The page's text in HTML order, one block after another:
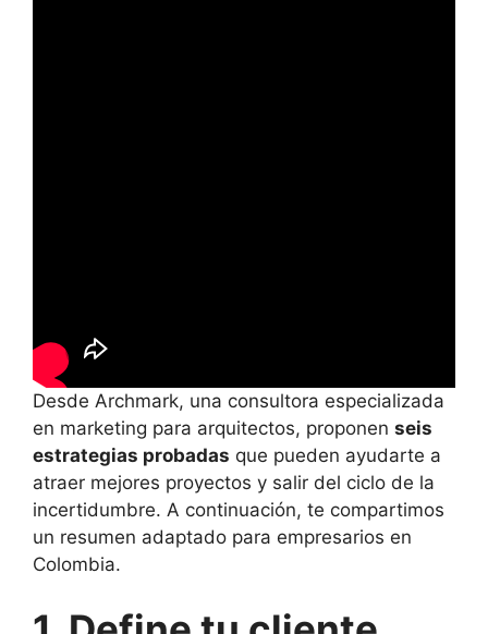
Desde Archmark, una consultora especializada
en marketing para arquitectos, proponen seis
estrategias probadas que pueden ayudarte a
atraer mejores proyectos y salir del ciclo de la
incertidumbre. A continuación, te compartimos
un resumen adaptado para empresarios en
Colombia.